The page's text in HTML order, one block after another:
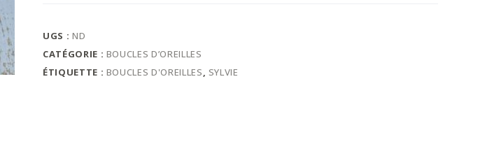
UGS : ND
CATÉGORIE : BOUCLES D’OREILLES
ÉTIQUETTE : BOUCLES D'OREILLES, SYLVIE